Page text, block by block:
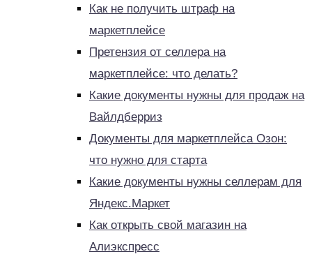
Как не получить штраф на
маркетплейсе
Претензия от селлера на
маркетплейсе: что делать?
Какие документы нужны для продаж на
Вайлдберриз
Документы для маркетплейса Озон:
что нужно для старта
Какие документы нужны селлерам для
Яндекс.Маркет
Как открыть свой магазин на
Алиэкспресс